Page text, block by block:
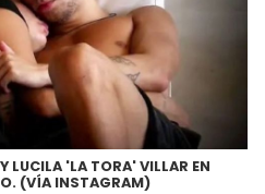
LUCILA 'LA TORA' VILLAR EN
(VÍA INSTAGRAM)